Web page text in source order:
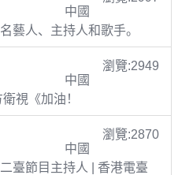
中國
藝人、主持人和歌手。
瀏覽:2949
中國
視《加油！
瀏覽:2870
中國
臺節目主持人 | 香港電臺